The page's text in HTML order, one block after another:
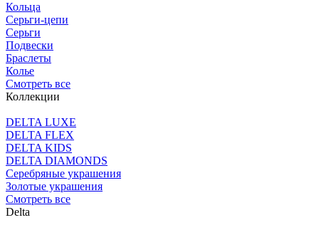
Кольца
Серьги-цепи
Серьги
Подвески
Браслеты
Колье
Смотреть все
Коллекции
DELTA LUXE
DELTA FLEX
DELTA KIDS
DELTA DIAMONDS
Серебряные украшения
Золотые украшения
Смотреть все
Delta